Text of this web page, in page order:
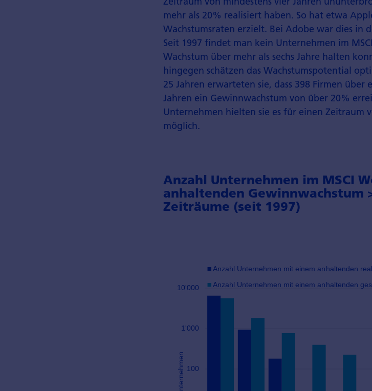
mehr als 20% realisiert haben. So hat etwa
Wachstums­raten erzielt. Bei Adobe war dies in
Seit 1997 findet man kein Unternehmen im
Wachstum über mehr als sechs Jahre halten
hingegen schätzen das Wachstumspotential
25 Jahren erwarteten sie, dass 398 Firmen
Jahren ein Gewinnwachstum von über 20%
Unternehmen hielten sie es für einen Zeitraum
möglich.
Anzahl Unternehmen im MSCI
anhaltenden Gewinnwachstum
Zeiträume (seit 1997)